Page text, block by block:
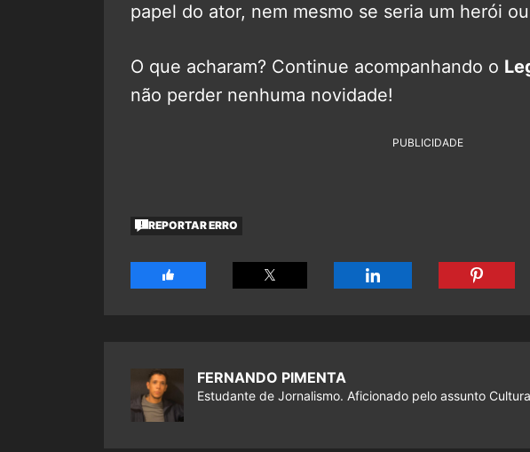
papel do ator, nem mesmo se seria um herói
O que acharam? Continue acompanhando o
não perder nenhuma novidade!
PUBLICIDADE
REPORTAR ERRO
FERNANDO PIMENTA
Estudante de Jornalismo. Aficionado pelo assunto